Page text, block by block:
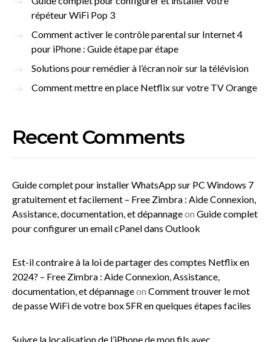
répéteur WiFi Pop 3
Comment activer le contrôle parental sur Internet 4
pour iPhone : Guide étape par étape
Solutions pour remédier à l’écran noir sur la télévision
Comment mettre en place Netflix sur votre TV Orange
Recent Comments
Guide complet pour installer WhatsApp sur PC Windows 7
gratuitement et facilement – Free Zimbra : Aide Connexion,
Assistance, documentation, et dépannageon Guide complet
pour configurer un email cPanel dans Outlook
Est-il contraire à la loi de partager des comptes Netflix en
2024? – Free Zimbra : Aide Connexion, Assistance,
documentation, et dépannageon Comment trouver le mot
de passe WiFi de votre box SFR en quelques étapes faciles
Suivre la localisation de l’iPhone de mon fils avec